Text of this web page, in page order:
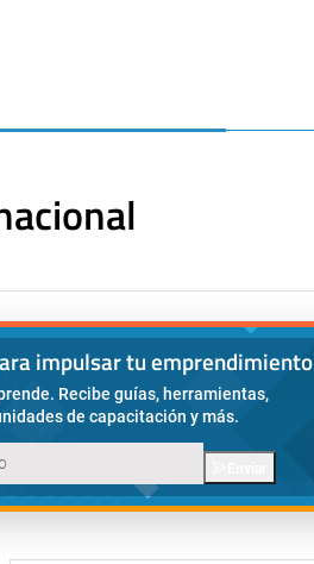
impulsar tu emprendimiento
Recibe guías, herramientas,
de capacitación y más.